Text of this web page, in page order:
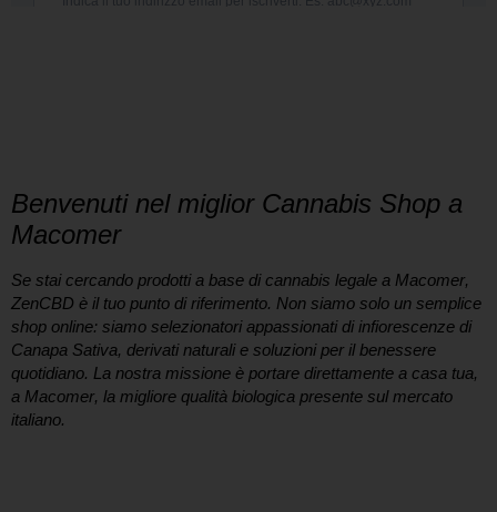
Benvenuti nel miglior Cannabis Shop a
Macomer
Se stai cercando prodotti a base dicannabis legale a Macomer,
ZenCBD è il tuo punto di riferimento. Non siamo solo un semplice
shop online: siamo selezionatori appassionati di infiorescenze di
Canapa Sativa, derivati naturali e soluzioni per il benessere
quotidiano. La nostra missione è portare direttamente a casa tua,
a Macomer, la migliore qualità biologica presente sul mercato
italiano.